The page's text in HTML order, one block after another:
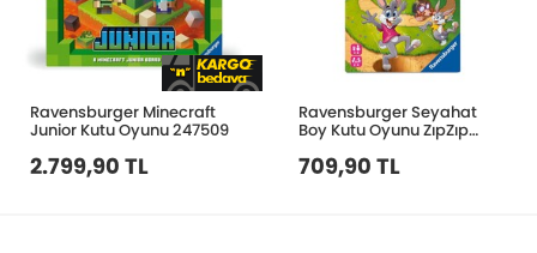
Ravensburger Minecraft
Junior Kutu Oyunu 247509
2.799,90 TL
Ravensburger Seyahat
Boy Kutu Oyunu ZıpZıp
Tavşan 248810
709,90 TL